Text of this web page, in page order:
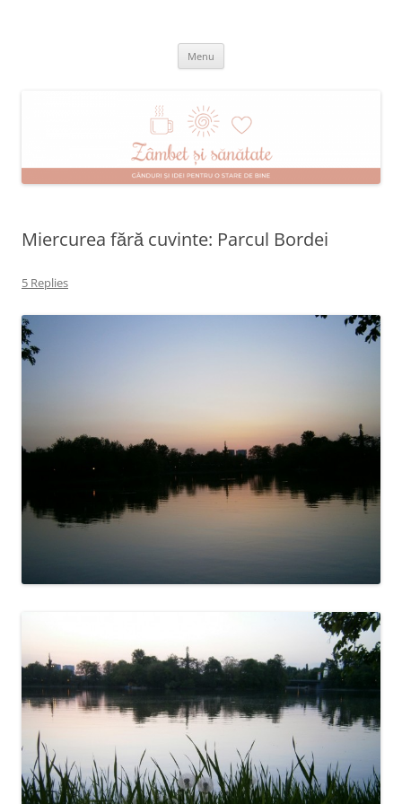
Menu
Miercurea fără cuvinte: Parcul Bordei
5 Replies